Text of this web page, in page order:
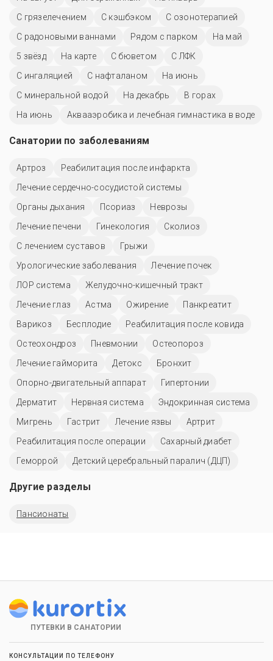
С грязелечением
С кэшбэком
С озонотерапией
С радоновыми ваннами
Рядом с парком
На май
5 звёзд
На карте С бюветом
С ЛФК
С ингаляцией
С нафталаном
На июнь
С минеральной водой
На декабрь
В горах
На июнь
Аквааэробика и лечебная гимнастика в воде
Санатории по заболеваниям
Артроз
Реабилитация после инфаркта
Лечение сердечно-сосудистой системы
Органы дыхания
Псориаз
Неврозы
Лечение печени
Гинекология
Сколиоз
С лечением суставов
Грыжи
Урологические заболевания
Лечение почек
ЛОР система
Желудочно-кишечный тракт
Лечение глаз
Астма Ожирение
Панкреатит
Варикоз
Бесплодие
Реабилитация после ковида
Остеохондроз
Пневмонии
Остеопороз
Лечение гайморита
Детокс
Бронхит
Опорно-двигательный аппарат
Гипертонии
Дерматит
Нервная система
Эндокринная система
Мигрень
Гастрит Лечение язвы
Артрит
Реабилитация после операции
Сахарный диабет
Геморрой
Детский церебральный паралич (ДЦП)
Другие разделы
Пансионаты
ПУТЕВКИ В САНАТОРИИ
КОНСУЛЬТАЦИИ ПО ТЕЛЕФОНУ